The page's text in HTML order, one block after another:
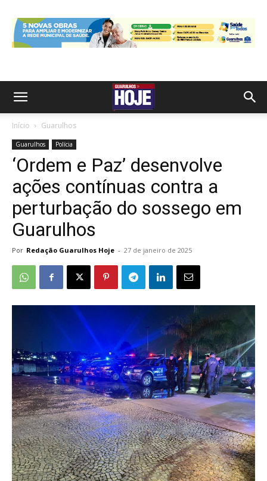
Início Guarulhos
Guarulhos Polícia
‘Ordem e Paz’ desenvolve
ações contínuas contra a
perturbação do sossego em
Guarulhos
Por Redação Guarulhos Hoje - 27 de janeiro de 2025